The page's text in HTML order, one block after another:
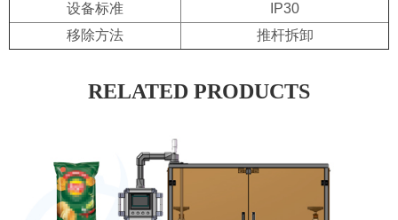
设备标准
IP30
移除方法
推杆拆卸
RELATED PRODUCTS